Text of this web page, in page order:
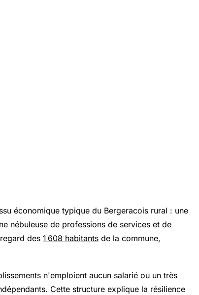
économique typique du Bergeracois rural : une
nébuleuse de professions de services et de
des 1 608 habitants de la commune,
n'emploient aucun salarié ou un très
Cette structure explique la résilience